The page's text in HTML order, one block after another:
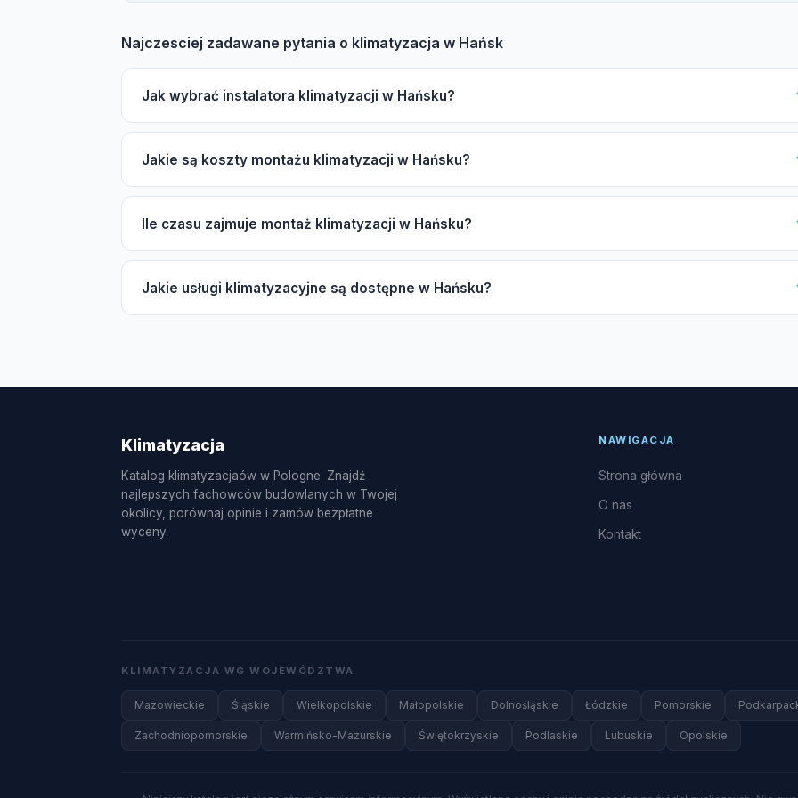
Najczesciej zadawane pytania o klimatyzacja w Hańsk
Jak wybrać instalatora klimatyzacji w Hańsku?
Mitsubishi, gwarancję oraz opinie innych klientów. Nasz katalog ułatwia znalezienie odpowiednich fachowców.
Jakie są koszty montażu klimatyzacji w Hańsku?
marki (ekonomiczna lub premium) oraz długości instalacji miedzianej. Zachęcamy do skorzystania z darmowej
Ile czasu zajmuje montaż klimatyzacji w Hańsku?
dni. W sezonie wiosenno-letnim czas oczekiwania może się wydłużyć.
Jakie usługi klimatyzacyjne są dostępne w Hańsku?
Klimatyzacja
Katalog klimatyzacjaów w Pologne. Znajdź
najlepszych fachowców budowlanych w Twojej
okolicy, porównaj opinie i zamów bezpłatne
wyceny.
NAWIGACJA
Strona główna
O nas
Kontakt
KLIMATYZACJA WG WOJEWÓDZTWA
Mazowieckie Śląskie Wielkopolskie Małopolskie Dolnośląskie Łódzkie Pomorskie
Zachodniopomorskie Warmińsko-Mazurskie Świętokrzyskie Podlaskie Lubuskie Opolskie